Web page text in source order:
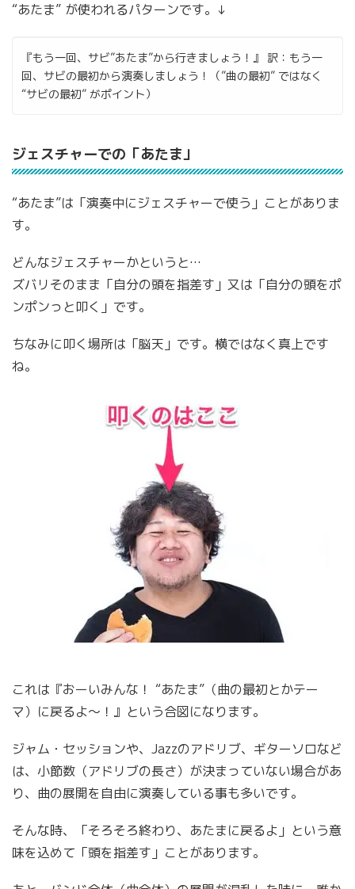
“あたま” が使われるパターンです。↓
『もう一回、サビ”あたま”から行きましょう！』
訳：もう一
回、サビの最初から演奏しましょう！（”曲の最初” ではなく
“サビの最初” がポイント）
ジェスチャーでの「あたま」
“あたま”は「演奏中にジェスチャーで使う」ことがありま
す。
どんなジェスチャーかというと…
ズバリそのまま「自分の頭を指差す」又は「自分の頭をポ
ンポンっと叩く」です。
ちなみに叩く場所は「脳天」です。横ではなく真上です
ね。
これは『おーいみんな！ “あたま”（曲の最初とかテー
マ）に戻るよ〜！』という合図になります。
ジャム・セッションや、Jazzのアドリブ、ギターソロなど
は、小節数（アドリブの長さ）が決まっていない場合があ
り、曲の展開を自由に演奏している事も多いです。
そんな時、「そろそろ終わり、あたまに戻るよ」という意
味を込めて「頭を指差す」ことがあります。